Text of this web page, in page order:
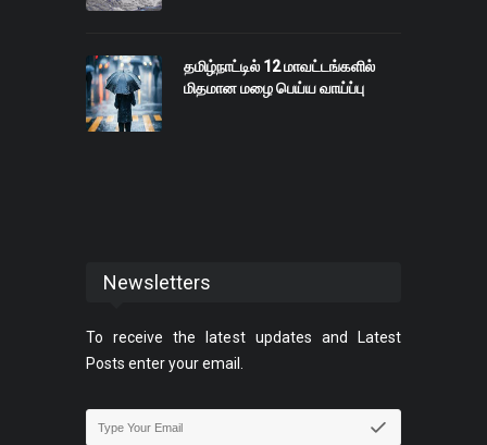
தமிழ்நாட்டில் 12 மாவட்டங்களில்
மிதமான மழை பெய்ய வாய்ப்பு
Newsletters
To receive the latest updates and Latest
Posts enter your email.